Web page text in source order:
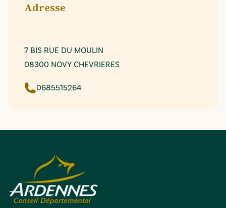
Adresse
7 BIS RUE DU MOULIN
08300 NOVY CHEVRIERES
0685515264